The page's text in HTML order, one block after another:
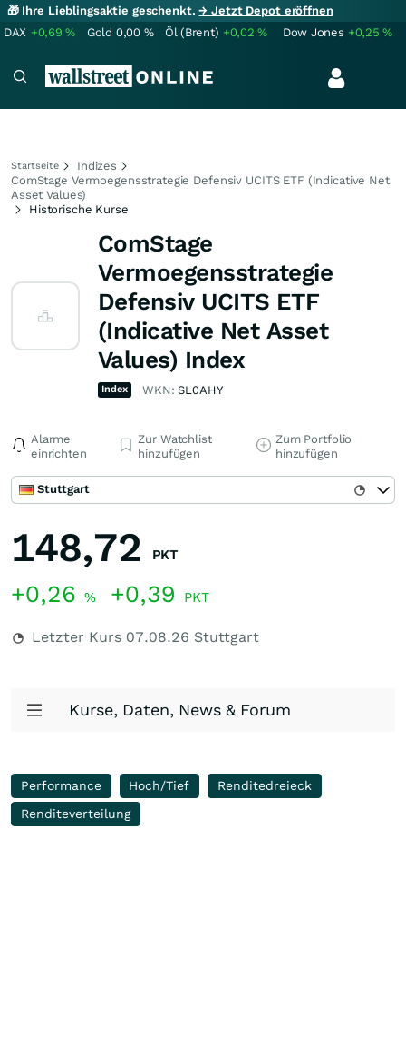
🎁 Ihre Lieblingsaktie geschenkt.→ Jetzt Depot eröffnen
DAX +0,69% Gold 0,00 % Öl (Brent) +0,02% Dow Jones +0,25%
Startseite
Indizes
ComStage Vermoegensstrategie Defensiv UCITS ETF (Indicative Net
Asset Values)
Historische Kurse
ComStage
Vermoegensstrategie
Defensiv UCITS ETF
(Indicative Net Asset
Values) Index
Index WKN:SL0AHY
Alarme
einrichten
Zur Watchlist
hinzufügen
Zum Portfolio
hinzufügen
Stuttgart
148,72 PKT
+0,26 % +0,39 PKT
Letzter Kurs 07.08.26 Stuttgart
Kurse, Daten, News & Forum
Performance Hoch/Tief
Renditedreieck
Renditeverteilung